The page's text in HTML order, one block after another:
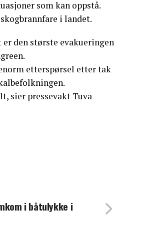
som kan oppstå.
i landet.
den største evakueringen
etterspørsel etter tak
sier pressevakt Tuva
i båtulykke i